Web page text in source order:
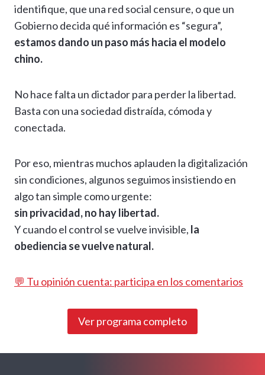
identifique, que una red social censure, o que un
Gobierno decida qué información es “segura”,
estamos dando un paso más hacia el modelo
chino.
No hace falta un dictador para perder la libertad.
Basta con una sociedad distraída, cómoda y
conectada.
Por eso, mientras muchos aplauden la digitalización
sin condiciones, algunos seguimos insistiendo en
algo tan simple como urgente:
sin privacidad, no hay libertad.
Y cuando el control se vuelve invisible, la
obediencia se vuelve natural.
💬 Tu opinión cuenta: participa en los comentarios
Ver programa completo